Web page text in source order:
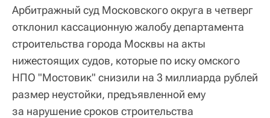
Арбитражный суд Московского округа в четверг
отклонил кассационную жалобу департамента
строительства города Москвы на акты
нижестоящих судов, которые по иску омского
НПО "Мостовик" снизили на 3 миллиарда рублей
размер неустойки, предъявленной ему
за нарушение сроков строительства